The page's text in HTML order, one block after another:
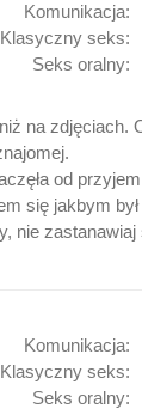
Komunikacja:
Klasyczny seks:
Seks oralny:
na zdjęciach.
od
się jakbym
nie
Komunikacja:
Klasyczny seks:
Seks oralny: